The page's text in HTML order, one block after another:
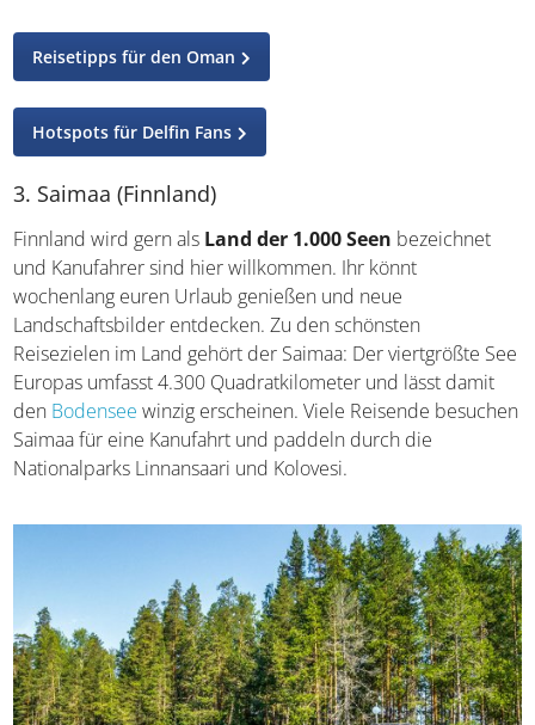
Meerenge geführte Kanufahrten.
Hotspots für Delfin Fans
3. Saimaa (Finnland)
Finnland wird gern alsLand der 1.000 Seenbezeichnet
und Kanufahrer sind hier willkommen. Ihr könnt
wochenlang euren Urlaub genießen und neue
Landschaftsbilder entdecken. Zu den schönsten
Reisezielen im Land gehört der Saimaa: Der viertgrößte
See Europas umfasst 4.300 Quadratkilometer und lässt
damit denBodenseewinzig erscheinen. Viele Reisende
die Nationalparks Linnansaari und Kolovesi.